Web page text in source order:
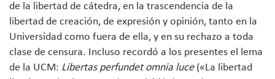
de la libertad de cátedra, en la trascendencia de la
libertad de creación, de expresión y opinión, tanto en la
Universidad como fuera de ella, y en su rechazo a toda
clase de censura. Incluso recordó a los presentes el lema
de la UCM: Libertas perfundet omnia luce(«La libertad